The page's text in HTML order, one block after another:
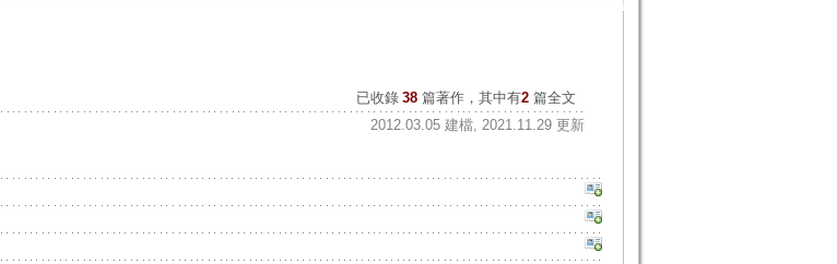
已收錄 38 篇著作，其中有2篇全文
2012.03.05 建檔, 2021.11.29 更新